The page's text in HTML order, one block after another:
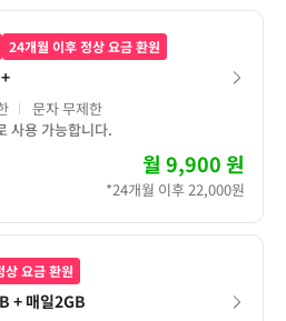
24개월 이후 정상 요금 환원
문자 무제한
사용 가능합니다.
월 9,900 원
*24개월 이후 22,000원
요금 환원
+ 매일2GB